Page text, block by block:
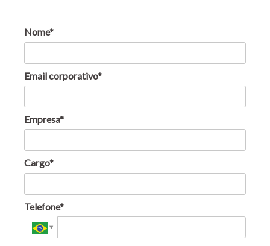
de prazos
Planejamento
de orçamento
da
Implementação
Programas
Compliance
Logs por
usuário
Nome*
Email corporativo*
Empresa*
Cargo*
Telefone*